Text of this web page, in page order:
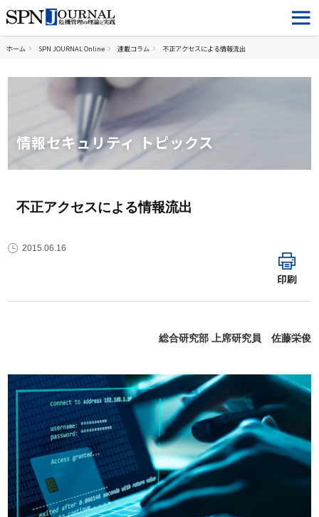
ホーム SPN JOURNAL Online 連載コラム 不正アクセスによる情報流出
情報セキュリティ トピックス
不正アクセスによる情報流出
2015.06.16
印刷
総合研究部 上席研究員 佐藤栄俊